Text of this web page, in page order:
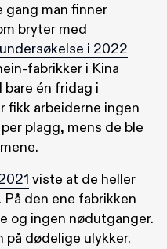
gang man finner
bryter med
i 2022
fabrikker i Kina
én fridag i
fikk arbeiderne ingen
plagg, mens de ble
viste at de heller
den ene fabrikken
og ingen nødutganger.
på dødelige ulykker.